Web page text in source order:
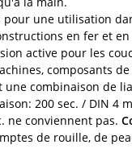
une utilisation
en fer et
active pour les
composants
combinaison de
200 sec. / DIN 4
ne conviennent pas.
de rouille, de